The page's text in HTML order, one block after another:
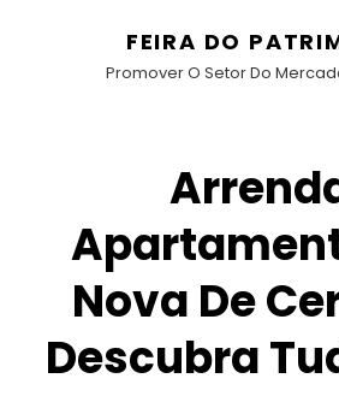
FEIRA DO
Promover O Setor Do
Nova De
Descubra